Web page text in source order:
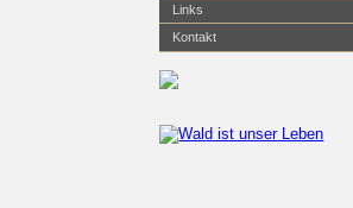
Links
Kontakt